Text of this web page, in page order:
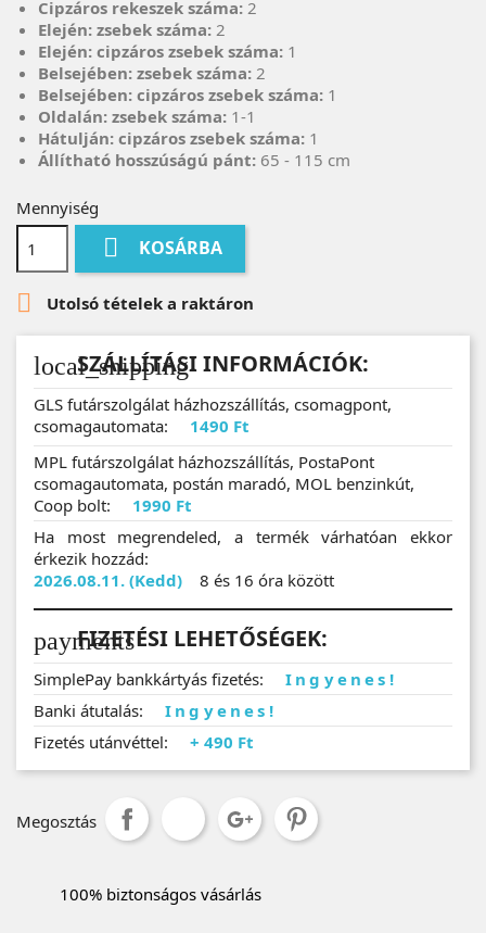
Cipzáros rekeszek száma: 2
Elején: zsebek száma: 2
Elején: cipzáros zsebek száma: 1
Belsejében: zsebek száma: 2
Belsejében: cipzáros zsebek száma: 1
Oldalán: zsebek száma: 1-1
Hátulján: cipzáros zsebek száma: 1
Állítható hosszúságú pánt: 65 - 115 cm
Mennyiség
 KOSÁRBA
 Utolsó tételek a raktáron
local_shipping
SZÁLLÍTÁSI INFORMÁCIÓK:
GLS futárszolgálat házhozszállítás, csomagpont,
csomagautomata:
1490 Ft
MPL futárszolgálat házhozszállítás, PostaPont
csomagautomata, postán maradó, MOL benzinkút,
Coop bolt:
1990 Ft
Ha most megrendeled, a termék várhatóan ekkor
érkezik hozzád:
2026.08.11. (Kedd)
8 és 16 óra között
payments
FIZETÉSI LEHETŐSÉGEK:
SimplePay bankkártyás fizetés:
Ingyenes!
Banki átutalás:
Ingyenes!
Fizetés utánvéttel:
+ 490 Ft
Megosztás
100% biztonságos vásárlás